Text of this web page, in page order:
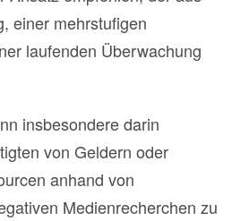
einer mehrstufigen
laufenden Überwachung
insbesondere darin
von Geldern oder
anhand von
Medienrecherchen zu